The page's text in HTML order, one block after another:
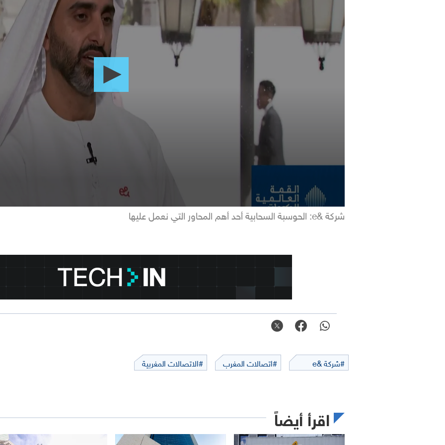
شركة &e: الحوسبة السحابية أحد أهم المحاور التي نعمل عليها
#شركة &e #اتصالات المغرب #الاتصالات المغربية
اقرأ أيضاً